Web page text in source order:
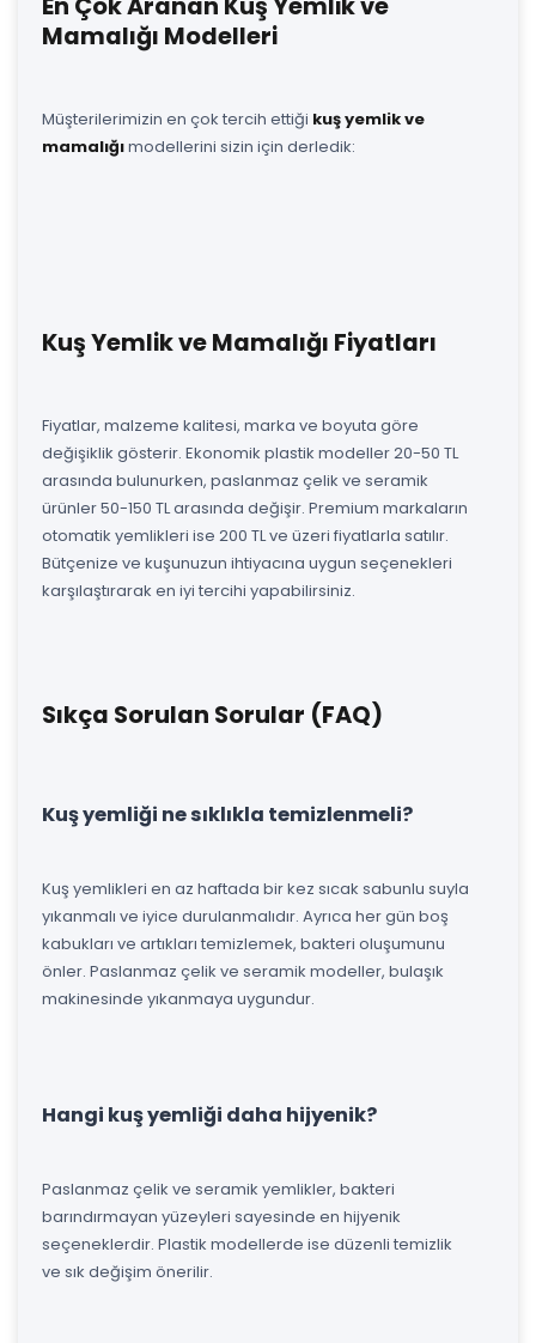
Mamalığı Modelleri
Müşterilerimizin en çok tercih ettiği kuş yemlik ve
mamalığımodellerini sizin için derledik:
Kuş Yemlik ve Mamalığı Fiyatları
Fiyatlar, malzeme kalitesi, marka ve boyuta göre
değişiklik gösterir. Ekonomik plastik modeller 20-50 TL
arasında bulunurken, paslanmaz çelik ve seramik
ürünler 50-150 TL arasında değişir. Premium markaların
otomatik yemlikleri ise 200 TL ve üzeri fiyatlarla satılır.
Bütçenize ve kuşunuzun ihtiyacına uygun seçenekleri
karşılaştırarak en iyi tercihi yapabilirsiniz.
Sıkça Sorulan Sorular (FAQ)
Kuş yemliği ne sıklıkla temizlenmeli?
Kuş yemlikleri en az haftada bir kez sıcak sabunlu suyla
yıkanmalı ve iyice durulanmalıdır. Ayrıca her gün boş
kabukları ve artıkları temizlemek, bakteri oluşumunu
önler. Paslanmaz çelik ve seramik modeller, bulaşık
makinesinde yıkanmaya uygundur.
Hangi kuş yemliği daha hijyenik?
Paslanmaz çelik ve seramik yemlikler, bakteri
barındırmayan yüzeyleri sayesinde en hijyenik
seçeneklerdir. Plastik modellerde ise düzenli temizlik
ve sık değişim önerilir.